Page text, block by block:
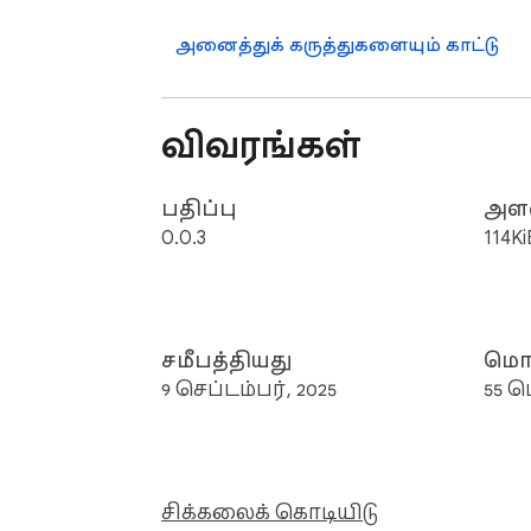
வைத்திருக்கும் வசதியை
சொல்லுங்கள்.
அனைத்துக் கருத்துகளையும் காட்டு
விவரங்கள்
பதிப்பு
0.0.3
சமீபத்தியது
9 செப்டம்பர், 2025
சிக்கலைக் கொடியிடு
55